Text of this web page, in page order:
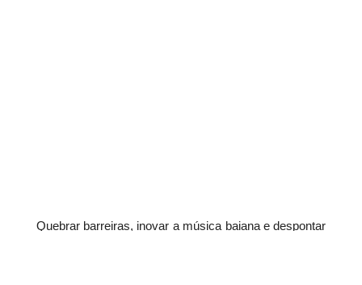
Quebrar barreiras, inovar a música baiana e despontar